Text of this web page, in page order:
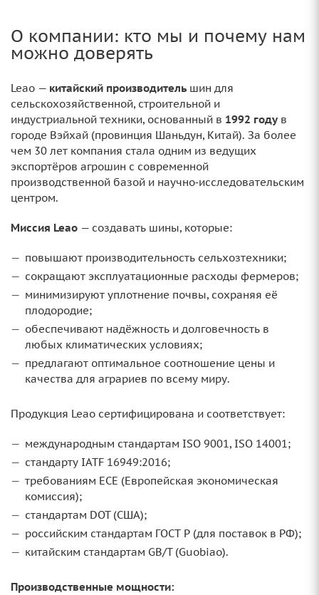
О компании: кто мы и почему нам
можно доверять
Leao — китайский производитель шин для
сельскохозяйственной, строительной и
индустриальной техники, основанный в 1992 году в
городе Вэйхай (провинция Шаньдун, Китай). За более
чем 30 лет компания стала одним из ведущих
экспортёров агрошин с современной
производственной базой и научно‑исследовательским
центром.
Миссия Leao — создавать шины, которые:
повышают производительность сельхозтехники;
сокращают эксплуатационные расходы фермеров;
минимизируют уплотнение почвы, сохраняя её
плодородие;
обеспечивают надёжность и долговечность в
любых климатических условиях;
предлагают оптимальное соотношение цены и
качества для аграриев по всему миру.
Продукция Leao сертифицирована и соответствует:
международным стандартам ISO 9001, ISO 14001;
стандарту IATF 16949:2016;
требованиям ECE (Европейская экономическая
комиссия);
стандартам DOT (США);
российским стандартам ГОСТ Р (для поставок в РФ);
китайским стандартам GB/T (Guobiao).
Производственные мощности: